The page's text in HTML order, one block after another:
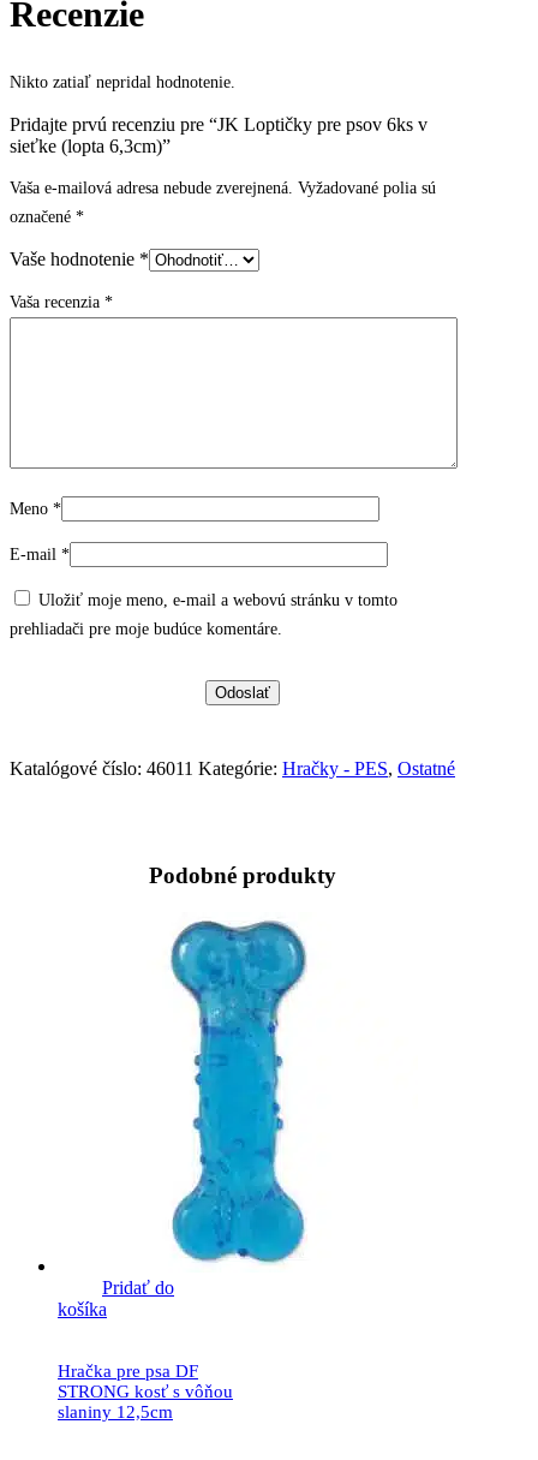
Recenzie
Nikto zatiaľ nepridal hodnotenie.
Pridajte prvú recenziu pre “JK Loptičky pre psov 6ks v
sieťke (lopta 6,3cm)”
Vaša e-mailová adresa nebude zverejnená. Vyžadované polia sú
označené *
Vaše hodnotenie *
Vaša recenzia *
Meno *
E-mail *
Uložiť moje meno, e-mail a webovú stránku v tomto
prehliadači pre moje budúce komentáre.
Katalógové číslo: 46011 Kategórie: Hračky - PES, Ostatné
Podobné produkty
Pridať do
košíka
Hračka pre psa DF
STRONG kosť s vôňou
slaniny 12,5cm